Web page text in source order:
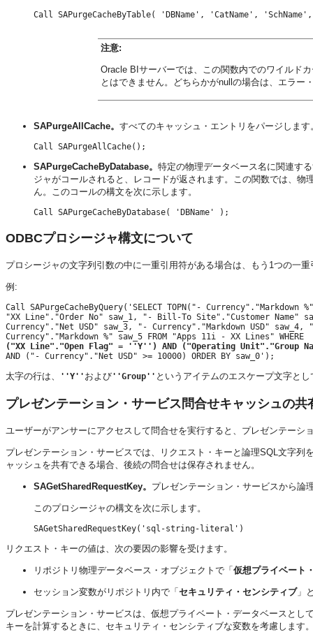
Call SAPurgeCacheByTable( 'DBName', 'CatName',
注意:
Oracle BIサーバーでは、この関数内でのワイルド
とはできません。どちらかがnullの場合は、エラー
SAPurgeAllCache。 すべてのキャッシュ・エントリをパージしま
SAPurgeCacheByDatabase。 特定の物理データベース名に関連す
ジャがコールされると、レコードが返されます。この関数では、
ん。このコールの構文を次に示します。
Call SAPurgeCacheByDatabase( 'DBName' );
ODBCプロシージャ構文について
プロシージャの文字列引数の中に一重引用符がある場合は、もう1つの一
例:
Call SAPurgeCacheByQuery('SELECT TOPN("- Currency"."Markdown
"XX Line"."Order No" saw_1, "- Bill-To Site"."Customer Name"
Currency"."Net USD" saw_3, "- Currency"."Markdown USD" saw_4,
("XX Line"."Open Flag" = ''Y'') AND ("Operating Unit"."Group
太字の行は、 ''Y'' および''Group'' というアイテムのエスケープ文字と
プレゼンテーション・サービス 問合せキャッシュの共
ユーザーがアンサーにアクセスして問合せを実行すると、 プレゼンテーシ
プレゼンテーション・サービスでは、リクエスト・キーと論理SQL文字列
ャッシュを共有できる場合、後続の問合せは保存されません。
SAGetSharedRequestKey。 プレゼンテーション・サービスから論
このプロシージャの構文を次に示します。
リクエスト・キーの値は、次の要因の影響を受けます。
リポジトリ物理データベース・オブジェクトで「 仮想プライベート
セッション変数がリポジトリ内で「 セキュリティ・センシティブ」
プレゼンテーション・サービスは、仮想プライベート・データベースとし
キーを計算するときに、セキュリティ・センシティブな変数を考慮します